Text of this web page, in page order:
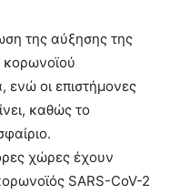
της αύξησης της
ενώ οι επιστήμονες
καθώς το
χώρες έχουν
SARS-CoV-2